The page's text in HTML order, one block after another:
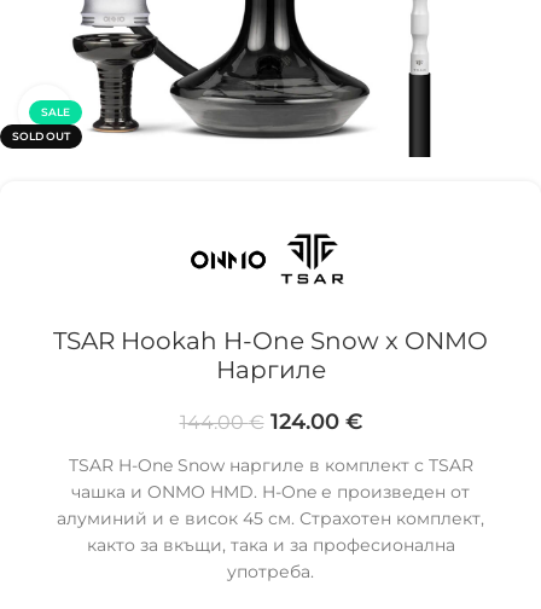
SALE
SOLD OUT
Click to enlarge
TSAR Hookah H-One Snow x ONMO
Наргиле
144.00€ 124.00 €
TSAR H-One Snow наргиле в комплект с TSAR
чашка и ONMO HMD. H-One е произведен от
алуминий и е висок 45 см. Страхотен комплект,
както за вкъщи, така и за професионална
употреба.